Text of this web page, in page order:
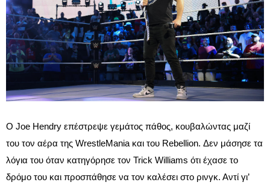
Ο Joe Hendry επέστρεψε γεμάτος πάθος, κουβαλώντας μαζί
του τον αέρα της WrestleMania και του Rebellion. Δεν μάσησε τα
λόγια του όταν κατηγόρησε τον Trick Williams ότι έχασε το
δρόμο του και προσπάθησε να τον καλέσει στο ρινγκ. Αντί γι’